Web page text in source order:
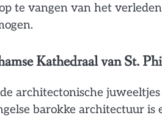
te vangen van het
Kathedraal van St.
architectonische
barokke architectuur